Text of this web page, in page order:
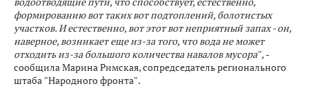
формированию вот таких вот подтоплений, болотистых
участков. И естественно, вот этот вот неприятный запах - он,
наверное, возникает еще из-за того, что вода не может
отходить из-за большого количества навалов мусора″, -
сообщила Марина Римская, сопредседатель регионального
штаба ″Народного фронта″.